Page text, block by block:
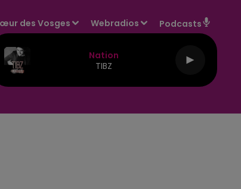
des Vosges Webradios Podcasts
Nation
TIBZ